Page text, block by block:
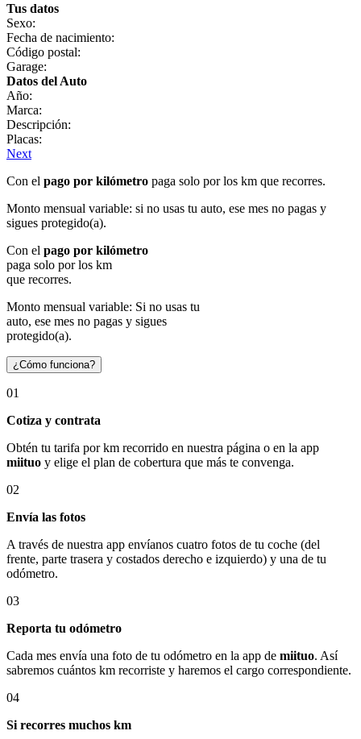
Tus datos
Sexo:
Fecha de nacimiento:
Código postal:
Garage:
Datos del Auto
Año:
Marca:
Descripción:
Placas:
Next
Con el pago por kilómetro paga solo por los km que recorres.
Monto mensual variable: si no usas tu auto, ese mes no pagas y
sigues protegido(a).
Con el pago por kilómetro
paga solo por los km
que recorres.
Monto mensual variable: Si no usas tu
auto, ese mes no pagas y sigues
protegido(a).
¿Cómo funciona?
01
Cotiza y contrata
Obtén tu tarifa por km recorrido en nuestra página o en la app
miituo y elige el plan de cobertura que más te convenga.
02
Envía las fotos
A través de nuestra app envíanos cuatro fotos de tu coche (del
frente, parte trasera y costados derecho e izquierdo) y una de tu
odómetro.
03
Reporta tu odómetro
Cada mes envía una foto de tu odómetro en la app de miituo. Así
sabremos cuántos km recorriste y haremos el cargo correspondiente.
04
Si recorres muchos km